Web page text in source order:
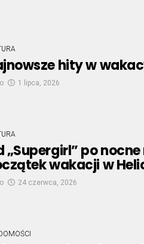
hity w
1 lipca, 2026
„Supergirl” po
wakacji w
24 czerwca, 2026